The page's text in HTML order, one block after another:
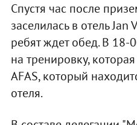
Спустя час после
заселилась в отель
ребят ждет обед. В 18-
на тренировку,
AFAS, который
отеля.